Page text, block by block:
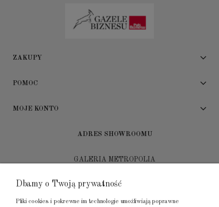
ZAKUPY
POMOC
MOJE KONTO
ADRES SHOWROOMU
GALERIA METROPOLIA
80-452 Gdańsk
tel.: 502 104 104
Dbamy o Twoją prywatność
Pliki cookies i pokrewne im technologie umożliwiają poprawne